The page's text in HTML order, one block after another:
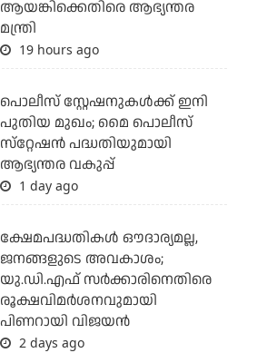
ആയങ്കിക്കെതിരെ ആഭ്യന്തര
മന്ത്രി
19 hours ago
പൊലീസ് സ്റ്റേഷനുകള്‍ക്ക് ഇനി
പുതിയ മുഖം; മൈ പൊലീസ്
സ്‌റ്റേഷന്‍ പദ്ധതിയുമായി
ആഭ്യന്തര വകുപ്പ്
1 day ago
ക്ഷേമപദ്ധതികള്‍ ഔദാര്യമല്ല,
ജനങ്ങളുടെ അവകാശം;
യു.ഡി.എഫ് സര്‍ക്കാരിനെതിരെ
രൂക്ഷവിമര്‍ശനവുമായി
പിണറായി വിജയന്‍
2 days ago